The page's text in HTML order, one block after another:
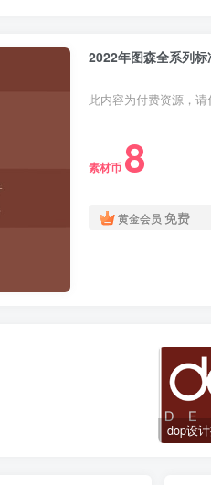
2022年图森全系列
此内容为付费资源，
素材币 8
黄金会员 免费